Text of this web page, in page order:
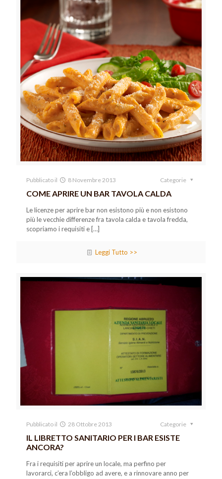
Pubblicato il 8 Novembre 2013 Categorie
COME APRIRE UN BAR TAVOLA CALDA
Le licenze per aprire bar non esistono più e non esistono
più le vecchie differenze fra tavola calda e tavola fredda,
scopriamo i requisiti e […]
Leggi Tutto >>
Pubblicato il 28 Ottobre 2013 Categorie
IL LIBRETTO SANITARIO PER I BAR ESISTE
ANCORA?
Fra i requisiti per aprire un locale, ma perfino per
lavorarci, c’era l’obbligo ad avere, e a rinnovare anno per